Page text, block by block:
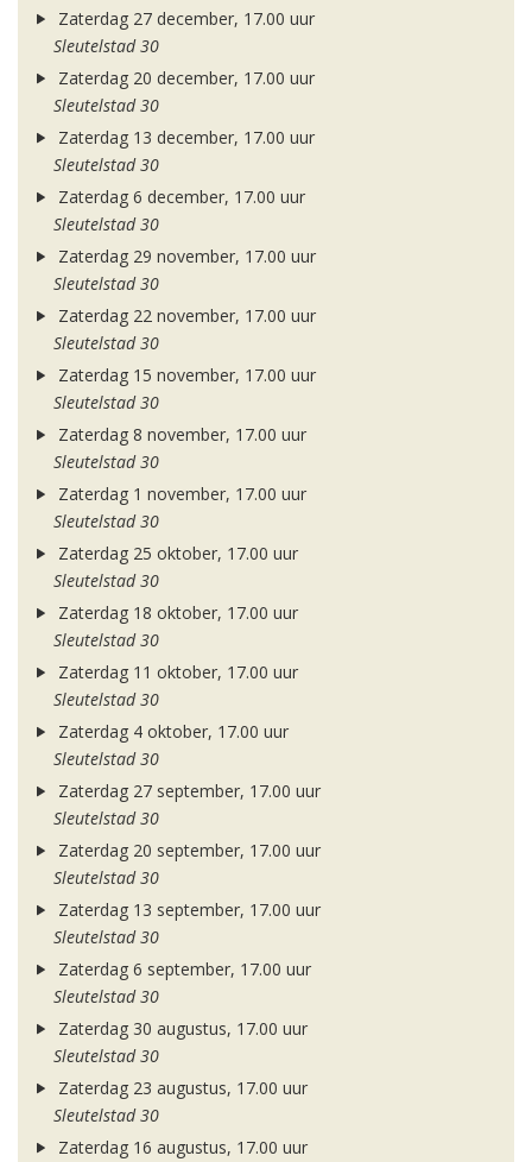
Zaterdag 27 december, 17.00 uur
Sleutelstad 30
Zaterdag 20 december, 17.00 uur
Sleutelstad 30
Zaterdag 13 december, 17.00 uur
Sleutelstad 30
Zaterdag 6 december, 17.00 uur
Sleutelstad 30
Zaterdag 29 november, 17.00 uur
Sleutelstad 30
Zaterdag 22 november, 17.00 uur
Sleutelstad 30
Zaterdag 15 november, 17.00 uur
Sleutelstad 30
Zaterdag 8 november, 17.00 uur
Sleutelstad 30
Zaterdag 1 november, 17.00 uur
Sleutelstad 30
Zaterdag 25 oktober, 17.00 uur
Sleutelstad 30
Zaterdag 18 oktober, 17.00 uur
Sleutelstad 30
Zaterdag 11 oktober, 17.00 uur
Sleutelstad 30
Zaterdag 4 oktober, 17.00 uur
Sleutelstad 30
Zaterdag 27 september, 17.00 uur
Sleutelstad 30
Zaterdag 20 september, 17.00 uur
Sleutelstad 30
Zaterdag 13 september, 17.00 uur
Sleutelstad 30
Zaterdag 6 september, 17.00 uur
Sleutelstad 30
Zaterdag 30 augustus, 17.00 uur
Sleutelstad 30
Zaterdag 23 augustus, 17.00 uur
Sleutelstad 30
Zaterdag 16 augustus, 17.00 uur